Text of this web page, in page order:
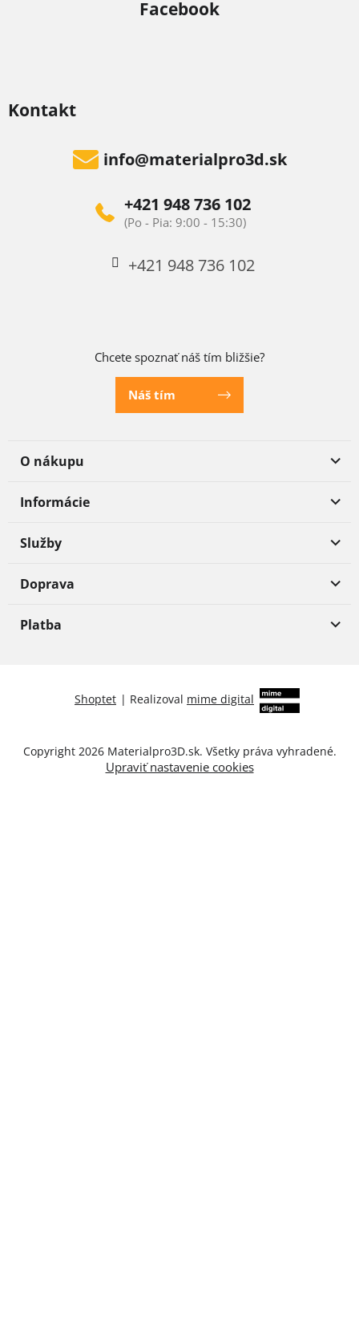
Kontakt
info@materialpro3d.sk
+421 948 736 102
+421 948 736 102
Chcete spoznať náš tím bližšie?
Náš tím
O nákupu
Informácie
Služby
Facebook
Doprava
Platba
Shoptet | Realizoval mime digital
Copyright 2026 Materialpro3D.sk. Všetky práva vyhradené.
Upraviť nastavenie cookies